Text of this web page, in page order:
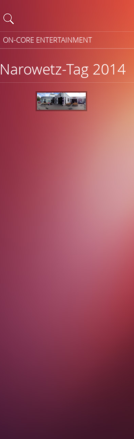
ON-CORE ENTERTAINMENT
Narowetz-Tag 2014